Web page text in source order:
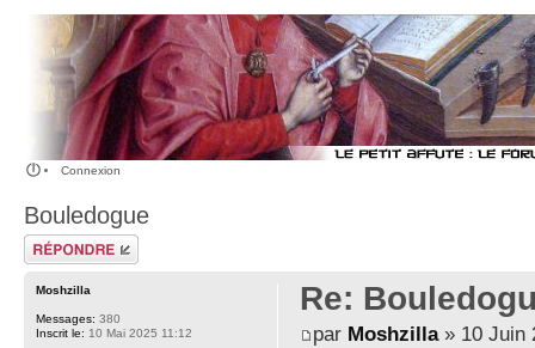
Connexion
Bouledogue
Publier une
réponse
Re:
par Moshzilla» 10 Juin
Moshzilla
Messages: 380
Inscrit le: 10 Mai 2025 11:12